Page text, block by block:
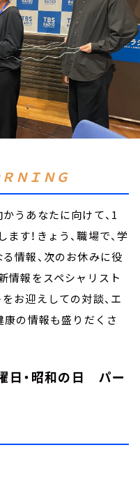
ＮＩＮＧ
うあなたに向けて、1
す！きょう、職場で、学
情報、次のお休みに役
情報をスペシャリスト
お迎えしての対談、エ
康の情報も盛りだくさ
日・昭和の日 パー